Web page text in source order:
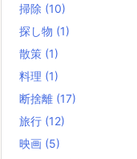
掃除 (10)
探し物 (1)
散策 (1)
料理 (1)
断捨離 (17)
旅行 (12)
映画 (5)